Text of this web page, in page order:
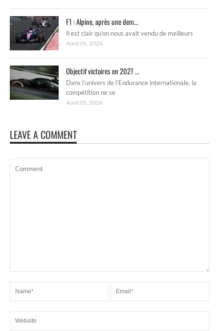
F1 : Alpine, après une dem...
Il est clair qu’on nous avait vendu de meilleurs
Août 06, 2026
Objectif victoires en 2027 ...
Dans l’univers de l’Endurance internationale, la
compétition ne se
Août 05, 2026
LEAVE A COMMENT